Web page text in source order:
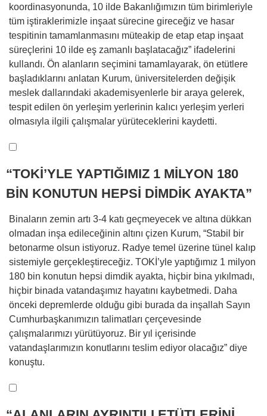
koordinasyonunda, 10 ilde Bakanlığımızın tüm birimleriyle
tüm iştiraklerimizle inşaat sürecine gireceğiz ve hasar
tespitinin tamamlanmasını müteakip de etap etap inşaat
süreçlerini 10 ilde eş zamanlı başlatacağız” ifadelerini
kullandı. Ön alanların seçimini tamamlayarak, ön etütlere
başladıklarını anlatan Kurum, üniversitelerden değişik
meslek dallarındaki akademisyenlerle bir araya gelerek,
tespit edilen ön yerleşim yerlerinin kalıcı yerleşim yerleri
olmasıyla ilgili çalışmalar yürüteceklerini kaydetti.
“TOKİ’YLE YAPTIĞIMIZ 1 MİLYON 180
BİN KONUTUN HEPSİ DİMDİK AYAKTA”
Binaların zemin artı 3-4 katı geçmeyecek ve altına dükkan
olmadan inşa edileceğinin altını çizen Kurum, “Stabil bir
betonarme olsun istiyoruz. Radye temel üzerine tünel kalıp
sistemiyle gerçekleştireceğiz. TOKİ’yle yaptığımız 1 milyon
180 bin konutun hepsi dimdik ayakta, hiçbir bina yıkılmadı,
hiçbir binada vatandaşımız hayatını kaybetmedi. Daha
önceki depremlerde olduğu gibi burada da inşallah Sayın
Cumhurbaşkanımızın talimatları çerçevesinde
çalışmalarımızı yürütüyoruz. Bir yıl içerisinde
vatandaşlarımızın konutlarını teslim ediyor olacağız” diye
konuştu.